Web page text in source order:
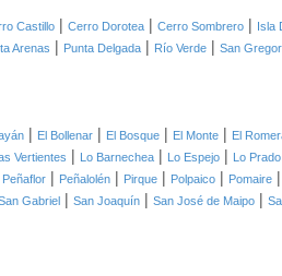
Castillo | Cerro Dorotea | Cerro Sombrero | Isla
Arenas | Punta Delgada | Río Verde | San
| El Bollenar | El Bosque | El Monte | El
Vertientes | Lo Barnechea | Lo Espejo | Lo Prado
Peñaflor | Peñalolén | Pirque | Polpaico | Pomaire |
Gabriel | San Joaquín | San José de Maipo |